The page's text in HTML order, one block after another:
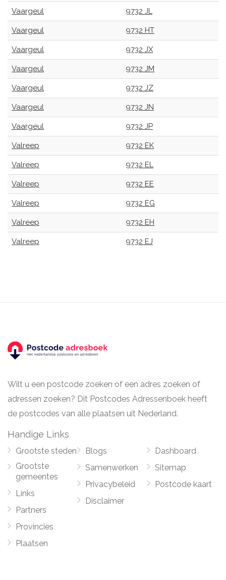
Vaargeul 9732 JL
Vaargeul 9732 HT
Vaargeul 9732 JX
Vaargeul 9732 JM
Vaargeul 9732 JZ
Vaargeul 9732 JN
Vaargeul 9732 JP
Valreep 9732 EK
Valreep 9732 EL
Valreep 9732 EE
Valreep 9732 EG
Valreep 9732 EH
Valreep 9732 EJ
Wilt u een postcode zoeken of een adres zoeken of
adressen zoeken? Dit Postcodes Adressenboek heeft
de postcodes van alle plaatsen uit Nederland.
Handige Links
Grootste steden
Grootste
gemeentes
Links
Partners
Provincies
Plaatsen
Blogs
Samenwerken
Privacybeleid
Disclaimer
Dashboard
Sitemap
Postcode kaart